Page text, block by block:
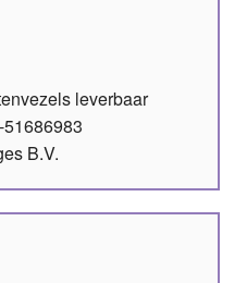
leverbaar
B.V.